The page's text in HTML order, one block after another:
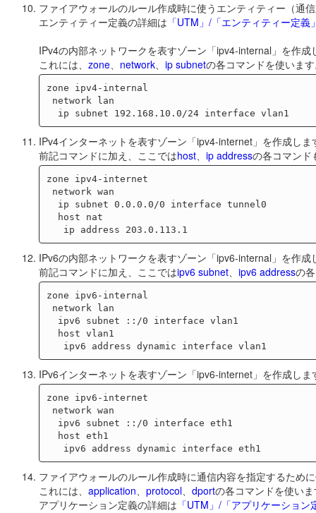
ファイアウォールのルール作成時に使うエンティティー（通
エンティティー定義の詳細は 「UTM」/「エンティティー定義
IPv4の内部ネットワークを表すゾーン「ipv4-internal」を作成
これには、 zone、 network、 ip subnetの各コマンドを使いま
zone ipv4-internal
IPv4インターネットを表すゾーン「ipv4-internet」を作成しま
前記コマンドに加え、ここではhost、 ip addressの各コマンド
zone ipv4-internet
IPv6の内部ネットワークを表すゾーン「ipv6-internal」を作成
前記コマンドに加え、ここではipv6 subnet、 ipv6 addressの
zone ipv6-internal
IPv6インターネットを表すゾーン「ipv6-internet」を作成しま
zone ipv6-internet
ファイアウォールのルール作成時に通信内容を指定するため
これには、 application、 protocol、 dportの各コマンドを使い
アプリケーション定義の詳細は 「UTM」/「アプリケーション